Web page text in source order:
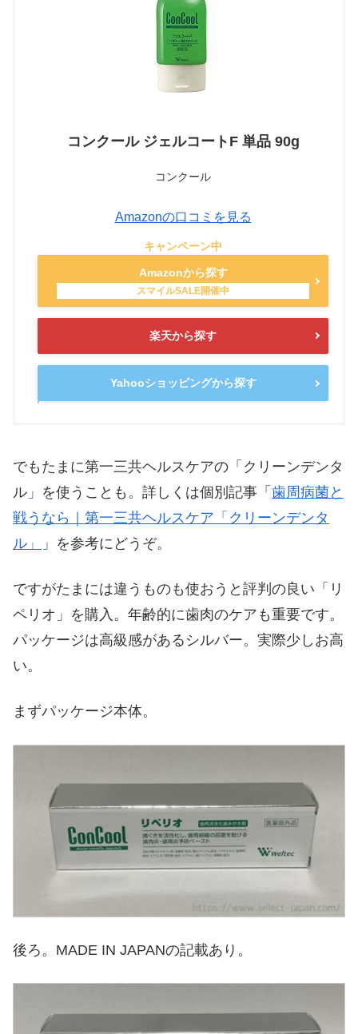
コンクール ジェルコートF 単品 90g
コンクール
Amazonの口コミを見る
Amazonから探す
楽天から探す
Yahooショッピングから探す
でもたまに第一三共ヘルスケアの「クリーンデンタ
ル」を使うことも。詳しくは個別記事「 歯周病菌と
戦うなら｜第一三共ヘルスケア「クリーンデンタ
ル」
」を参考にどうぞ。
ですがたまには違うものも使おうと評判の良い「リ
ペリオ」を購入。年齢的に歯肉のケアも重要です。
パッケージは高級感があるシルバー。実際少しお高
い。
まずパッケージ本体。
後ろ。MADE IN JAPANの記載あり。